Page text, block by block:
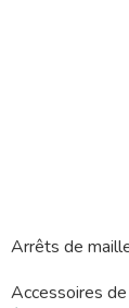
Arrêts de
Accessoires